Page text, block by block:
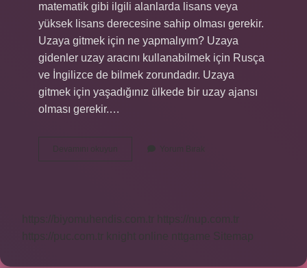
matematik gibi ilgili alanlarda lisans veya
yüksek lisans derecesine sahip olması gerekir.
Uzaya gitmek için ne yapmalıyım? Uzaya
gidenler uzay aracını kullanabilmek için Rusça
ve İngilizce de bilmek zorundadır. Uzaya
gitmek için yaşadığınız ülkede bir uzay ajansı
olması gerekir.…
https://nup.com.tr
nttgame Sitemap